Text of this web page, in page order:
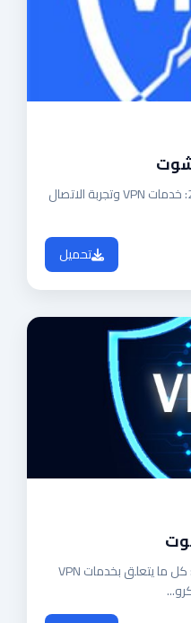
VPN ببجي موبايل هيدشوت 2026: خدمات VPN وتجربة الاتصال
تحميل
أقوى VPN كرونا هيدشوت 2026: كل ما يتعلق بخدمات VPN